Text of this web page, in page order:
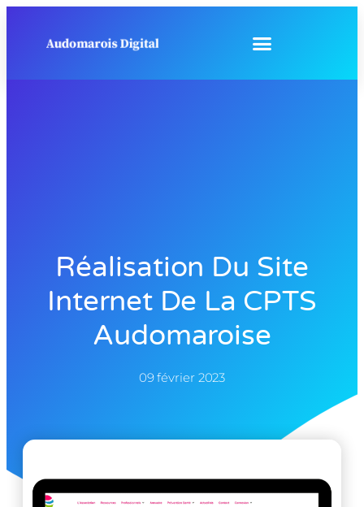
Réalisation Du Site
Internet De La CPTS
Audomaroise
09 février 2023